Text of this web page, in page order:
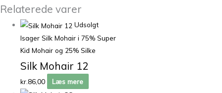
Relaterede varer
Udsolgt
Isager Silk Mohair i 75% Super
Kid Mohair og 25% Silke
Silk Mohair 12
kr.86,00 Læs mere